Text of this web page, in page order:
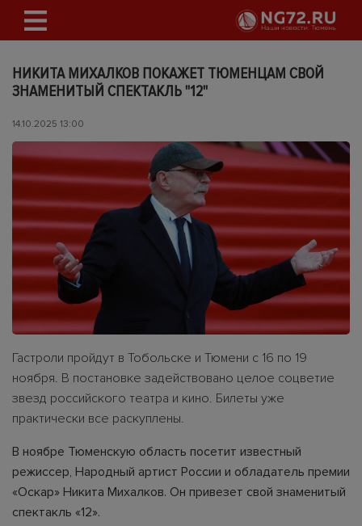
НИКИТА МИХАЛКОВ ПОКАЖЕТ ТЮМЕНЦАМ СВОЙ
ЗНАМЕНИТЫЙ СПЕКТАКЛЬ "12"
14.10.2025 13:00
Гастроли пройдут в Тобольске и Тюмени с 16 по 19
ноября. В постановке задействовано целое соцветие
звезд российского театра и кино. Билеты уже
практически все раскуплены.
В ноябре Тюменскую область посетит известный
режиссер, Народный артист России и обладатель премии
«Оскар» Никита Михалков. Он привезет свой знаменитый
спектакль «12».